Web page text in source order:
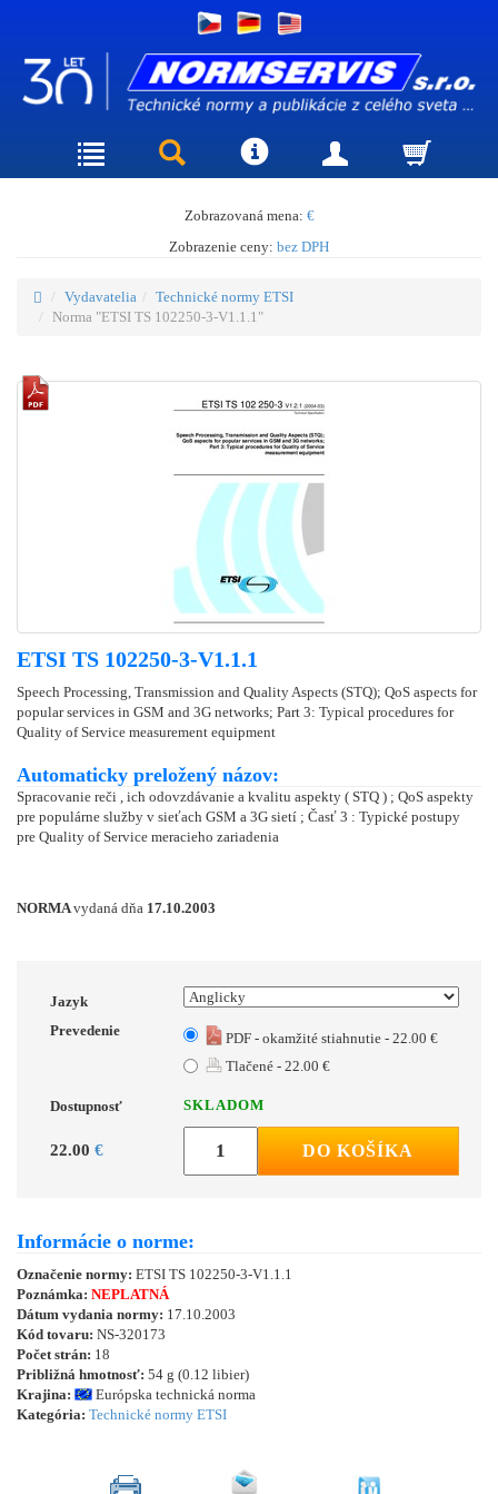
Zobrazovaná mena: €
Zobrazenie ceny: bez DPH
Vydavatelia
Technické normy ETSI
Norma "ETSI TS 102250-3-V1.1.1"
ETSI TS 102250-3-V1.1.1
Speech Processing, Transmission and Quality Aspects (STQ); QoS aspects for
popular services in GSM and 3G networks; Part 3: Typical procedures for
Quality of Service measurement equipment
Automaticky preložený názov:
Spracovanie reči , ich odovzdávanie a kvalitu aspekty ( STQ ) ; QoS aspekty
pre populárne služby v sieťach GSM a 3G sietí ; Časť 3 : Typické postupy
pre Quality of Service meracieho zariadenia
NORMAvydaná dňa 17.10.2003
Jazyk
Prevedenie
PDF - okamžité stiahnutie - 22.00 €
Tlačené - 22.00 €
Dostupnosť SKLADOM
22.00 € DO KOŠÍKA
Informácie o norme:
Označenie normy: ETSI TS 102250-3-V1.1.1
Poznámka: NEPLATNÁ
Dátum vydania normy: 17.10.2003
Kód tovaru: NS-320173
Počet strán: 18
Približná hmotnosť: 54 g (0.12 libier)
Krajina:
Európska technická norma
Kategória: Technické normy ETSI